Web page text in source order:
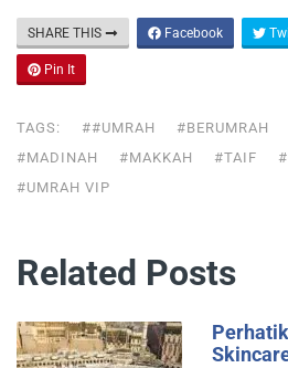
SHARE THIS Facebook
Pin It
TAGS: ##UMRAH #BERUMRAH
#MADINAH
#MAKKAH #TAIF
#UMRAH VIP
Related Posts